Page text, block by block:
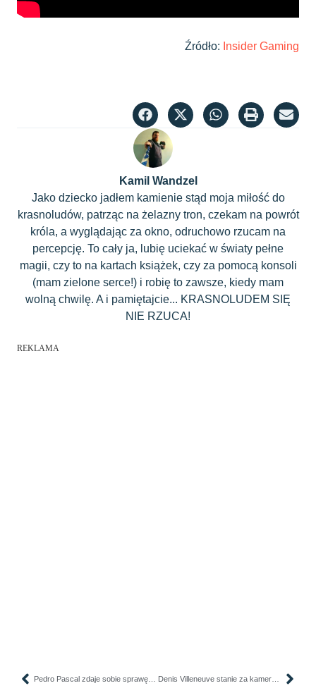
Źródło: Insider Gaming
Kamil Wandzel
Jako dziecko jadłem kamienie stąd moja miłość do
krasnoludów, patrząc na żelazny tron, czekam na powrót
króla, a wyglądając za okno, odruchowo rzucam na
percepcję. To cały ja, lubię uciekać w światy pełne
magii, czy to na kartach książek, czy za pomocą konsoli
(mam zielone serce!) i robię to zawsze, kiedy mam
wolną chwilę. A i pamiętajcie... KRASNOLUDEM SIĘ
NIE RZUCA!
REKLAMA
Denis Villeneuve stanie za kamerą nowego filmu o Jamesie Bondzie